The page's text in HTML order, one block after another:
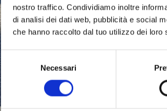
nostro traffico. Condividiamo inoltre
di analisi dei dati web, pubblicità e social
che hanno raccolto dal tuo utilizzo dei loro
del
consenso
Necessari